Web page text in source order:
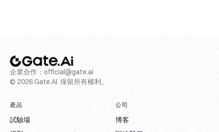
企業合作： official@gate.ai
© 2026 Gate.AI. 保留所有權利。
產品
試驗場
公司
博客